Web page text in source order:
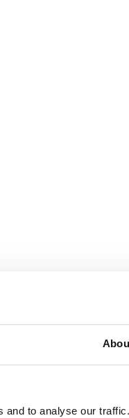
and to analyse our